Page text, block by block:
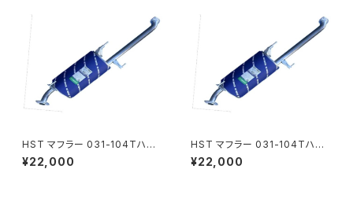
HST マフラー 031-104Tハイ
エース TRH224W(2WD)トヨ
タ 本体オールステンレス パイプ
¥22,000
HST マフラー 031-104Tハイ
エースTRH228B(4WD)トヨタ
本体オールステンレス パイプス
¥22,000